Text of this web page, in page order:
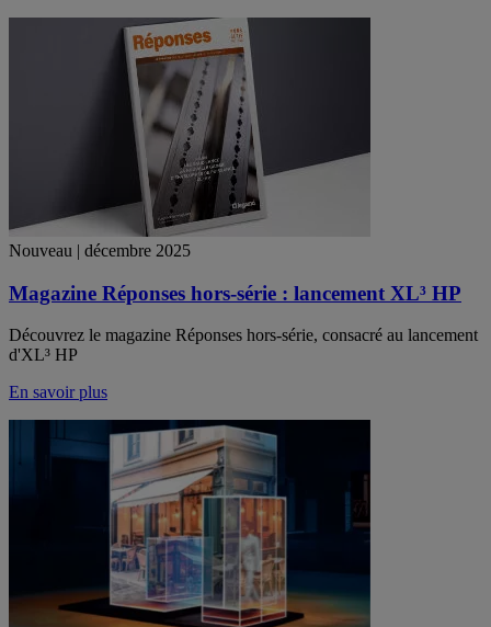
Nouveau | décembre 2025
Magazine Réponses hors-série : lancement XL³ HP
Découvrez le magazine Réponses hors-série, consacré au lancement
d'XL³ HP
En savoir plus